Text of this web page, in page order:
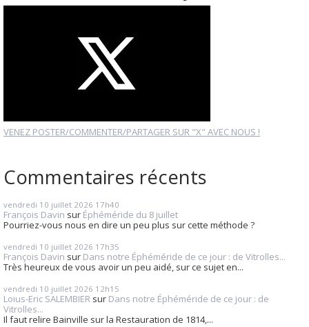
VENEZ POSTER/COMMENTER/PARTAGER SUR "X" AVEC NOUS !
Commentaires récents
vendredi 10 juillet 2026 17h40
François Davin sur Éphéméride du 8 juillet
Pourriez-vous nous en dire un peu plus sur cette méthode ?
vendredi 10 juillet 2026 17h35
François Davin sur Dans notre Éphéméride de ce jour : de Vitrolles...
Très heureux de vous avoir un peu aidé, sur ce sujet en...
vendredi 10 juillet 2026 12h15
Loius-Eric SALEMBIER sur Dans notre Éphéméride de ce jour : de
Vitrolles...
Il faut relire Bainville sur la Restauration de 1814,...